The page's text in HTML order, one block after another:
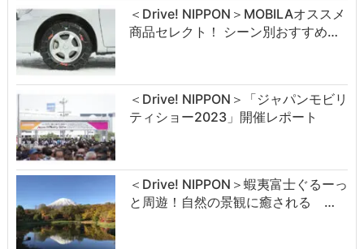
＜Drive! NIPPON＞MOBILAオススメ
商品セレクト！ シーン別おすすめ…
＜Drive! NIPPON＞「ジャパンモビリ
ティショー2023」開催レポート
＜Drive! NIPPON＞蝦夷富士ぐるーっ
と周遊！自然の景観に癒される …